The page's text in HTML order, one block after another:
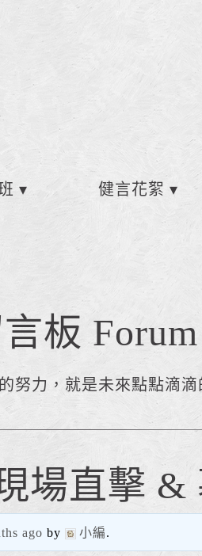
健言花絮
板 Forum
努力，就是未來點點滴滴
場直擊 &
ago by 小編.